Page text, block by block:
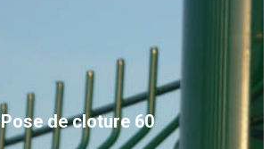
Pose de cloture 60